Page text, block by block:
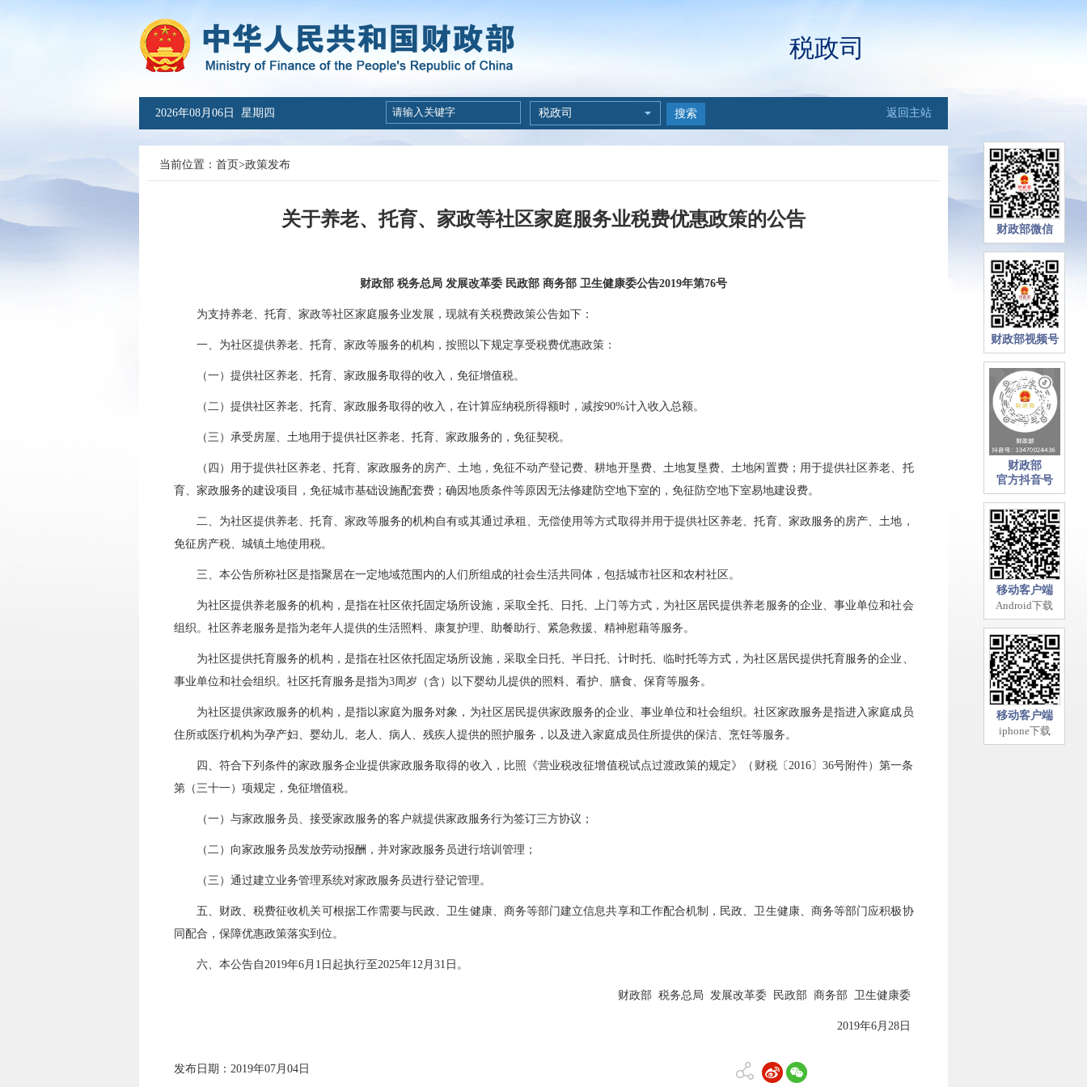
财政部微信
财政部视频号
财政部
官方抖音号
移动客户端
Android下载
移动客户端
iphone下载
税政司
2026年08月06日 星期四 税政司 搜索 返回主站
当前位置： 首页>政策发布
关于养老、托育、家政等社区家庭服务业税费优惠政策的公告
财政部 税务总局 发展改革委 民政部 商务部 卫生健康委公告2019年第76号
为支持养老、托育、家政等社区家庭服务业发展，现就有关税费政策公告如下：
一、为社区提供养老、托育、家政等服务的机构，按照以下规定享受税费优惠政策：
（一）提供社区养老、托育、家政服务取得的收入，免征增值税。
（二）提供社区养老、托育、家政服务取得的收入，在计算应纳税所得额时，减按90%计入收入总额。
（三）承受房屋、土地用于提供社区养老、托育、家政服务的，免征契税。
（四）用于提供社区养老、托育、家政服务的房产、土地，免征不动产登记费、耕地开垦费、土地复垦费、土地闲置费；用于提供社区养老、托
育、家政服务的建设项目，免征城市基础设施配套费；确因地质条件等原因无法修建防空地下室的，免征防空地下室易地建设费。
二、为社区提供养老、托育、家政等服务的机构自有或其通过承租、无偿使用等方式取得并用于提供社区养老、托育、家政服务的房产、土地，
免征房产税、城镇土地使用税。
三、本公告所称社区是指聚居在一定地域范围内的人们所组成的社会生活共同体，包括城市社区和农村社区。
为社区提供养老服务的机构，是指在社区依托固定场所设施，采取全托、日托、上门等方式，为社区居民提供养老服务的企业、事业单位和社会
组织。社区养老服务是指为老年人提供的生活照料、康复护理、助餐助行、紧急救援、精神慰藉等服务。
为社区提供托育服务的机构，是指在社区依托固定场所设施，采取全日托、半日托、计时托、临时托等方式，为社区居民提供托育服务的企业、
事业单位和社会组织。社区托育服务是指为3周岁（含）以下婴幼儿提供的照料、看护、膳食、保育等服务。
为社区提供家政服务的机构，是指以家庭为服务对象，为社区居民提供家政服务的企业、事业单位和社会组织。社区家政服务是指进入家庭成员
住所或医疗机构为孕产妇、婴幼儿、老人、病人、残疾人提供的照护服务，以及进入家庭成员住所提供的保洁、烹饪等服务。
四、符合下列条件的家政服务企业提供家政服务取得的收入，比照《营业税改征增值税试点过渡政策的规定》（财税〔2016〕36号附件）第一条
第（三十一）项规定，免征增值税。
（一）与家政服务员、接受家政服务的客户就提供家政服务行为签订三方协议；
（二）向家政服务员发放劳动报酬，并对家政服务员进行培训管理；
（三）通过建立业务管理系统对家政服务员进行登记管理。
五、财政、税费征收机关可根据工作需要与民政、卫生健康、商务等部门建立信息共享和工作配合机制，民政、卫生健康、商务等部门应积极协
同配合，保障优惠政策落实到位。
六、本公告自2019年6月1日起执行至2025年12月31日。
财政部 税务总局 发展改革委 民政部 商务部 卫生健康委
2019年6月28日
发布日期：2019年07月04日